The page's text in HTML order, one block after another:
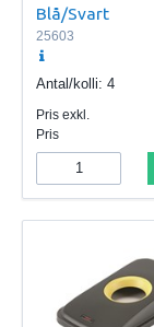
Blå/Svart
25603
Antal/kolli: 4
Pris exkl.
Pris